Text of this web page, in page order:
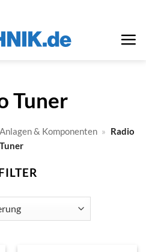
Tuner
& Komponenten » Radio
Tuner